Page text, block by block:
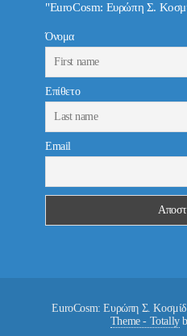
"EuroCosm: Ευρώπη Σ.
Όνομα
Επίθετο
Email
EuroCosm: Ευρώπη Σ.
Theme - Totally